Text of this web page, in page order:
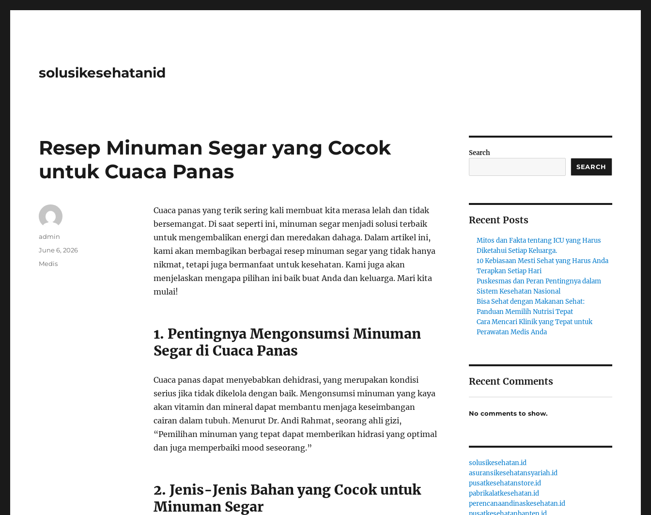
solusikesehatanid
Resep Minuman Segar yang Cocok
untuk Cuaca Panas
Cuaca panas yang terik sering kali membuat kita merasa lelah dan tidak
bersemangat. Di saat seperti ini, minuman segar menjadi solusi terbaik
untuk mengembalikan energi dan meredakan dahaga. Dalam artikel ini,
kami akan membagikan berbagai resep minuman segar yang tidak hanya
nikmat, tetapi juga bermanfaat untuk kesehatan. Kami juga akan
menjelaskan mengapa pilihan ini baik buat Anda dan keluarga. Mari kita
mulai!
1. Pentingnya Mengonsumsi Minuman
Segar di Cuaca Panas
Cuaca panas dapat menyebabkan dehidrasi, yang merupakan kondisi
serius jika tidak dikelola dengan baik. Mengonsumsi minuman yang kaya
akan vitamin dan mineral dapat membantu menjaga keseimbangan
cairan dalam tubuh. Menurut Dr. Andi Rahmat, seorang ahli gizi,
“Pemilihan minuman yang tepat dapat memberikan hidrasi yang optimal
dan juga memperbaiki mood seseorang.”
2. Jenis-Jenis Bahan yang Cocok untuk
Minuman Segar
Author
admin
Posted
June 6, 2026
Categories
Medis
Search
SEARCH
Recent Posts
Mitos dan Fakta tentang ICU yang Harus
Diketahui Setiap Keluarga.
10 Kebiasaan Mesti Sehat yang Harus Anda
Terapkan Setiap Hari
Puskesmas dan Peran Pentingnya dalam
Sistem Kesehatan Nasional
Bisa Sehat dengan Makanan Sehat:
Panduan Memilih Nutrisi Tepat
Cara Mencari Klinik yang Tepat untuk
Perawatan Medis Anda
Recent Comments
No comments to show.
solusikesehatan.id
asuransikesehatansyariah.id
pusatkesehatanstore.id
pabrikalatkesehatan.id
perencanaandinaskesehatan.id